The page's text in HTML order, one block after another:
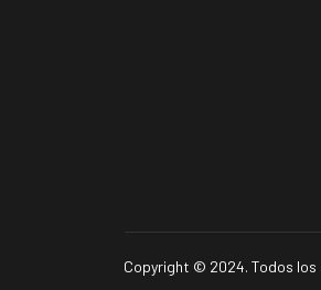
Copyright © 2024. Todos los